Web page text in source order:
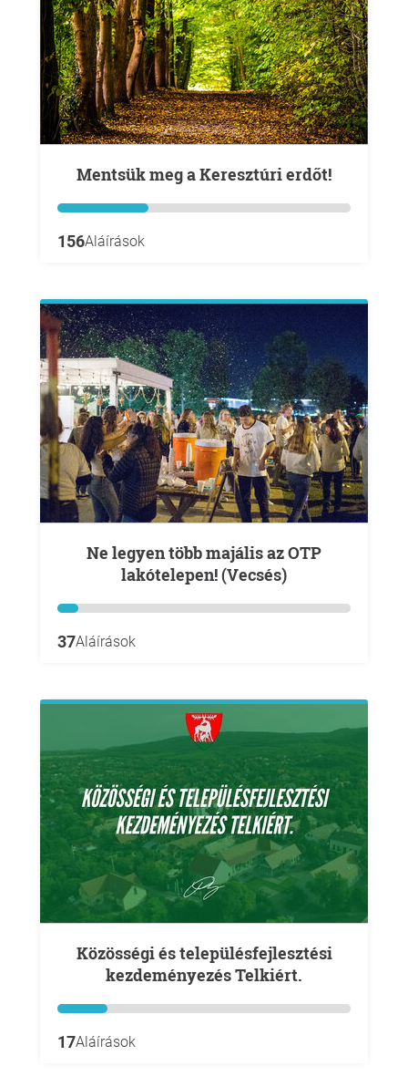
Mentsük meg a Keresztúri erdőt!
156Aláírások
Ne legyen több majális az OTP
lakótelepen! (Vecsés)
37Aláírások
Közösségi és településfejlesztési
kezdeményezés Telkiért.
17Aláírások